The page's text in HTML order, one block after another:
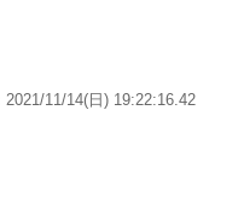
2021/11/14(日) 19:22:16.42